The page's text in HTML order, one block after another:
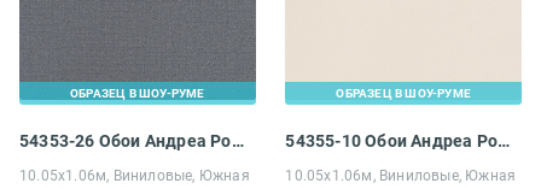
ОБРАЗЕЦ В ШОУ-РУМЕ
54353-26 Обои Андреа Росси Спектрум Плюс
10.05х1.06м, Виниловые, Южная
ОБРАЗЕЦ В ШОУ-РУМЕ
54355-10 Обои Андреа Росси Спектрум Плюс
10.05х1.06м, Виниловые, Южная